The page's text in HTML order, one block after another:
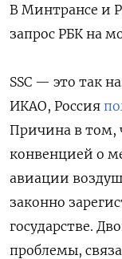
В Минтрансе и
запрос РБК на
SSC — это так
ИКАО, Россия
Причина в том,
конвенцией о
авиации
законно
государстве.
проблемы,